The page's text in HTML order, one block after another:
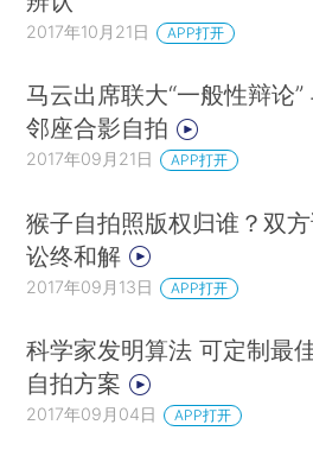
2017年10月21日 APP打开
马云出席联大“一般性辩论”
邻座合影自拍
2017年09月21日 APP打开
猴子自拍照版权归谁？双
讼终和解
2017年09月13日 APP打开
科学家发明算法 可定制最
自拍方案
2017年09月04日 APP打开